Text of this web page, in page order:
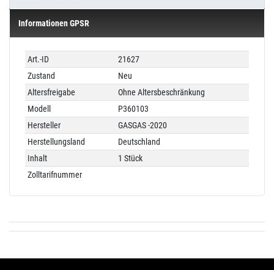
Informationen GPSR
Technisches
Merkmal
Wert
Art.-ID
21627
Zustand
Neu
Altersfreigabe
Ohne Altersbeschränkung
Modell
P360103
Hersteller
GASGAS -2020
Herstellungsland
Deutschland
Inhalt
1 Stück
Zolltarifnummer